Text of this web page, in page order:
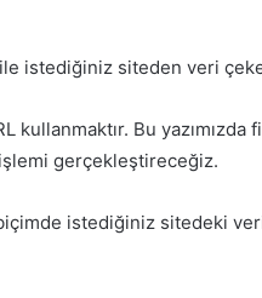
istediğiniz siteden veri
Bu yazımızda
gerçekleştireceğiz.
istediğiniz sitedeki